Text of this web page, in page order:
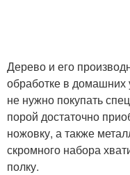
Дерево и его
обработке в домашних
не нужно покупать
порой достаточно
ножовку, а также
скромного набора
полку.